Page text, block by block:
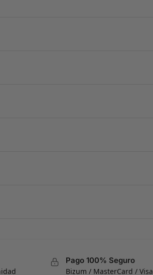
Pago 100% Seguro
Bizum / MasterCard / Visa